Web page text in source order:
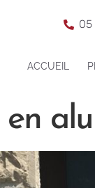
05
ACCUEIL
en